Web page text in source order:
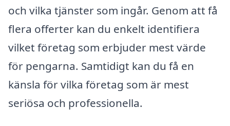
och vilka tjänster som ingår. Genom att få
flera offerter kan du enkelt identifiera
vilket företag som erbjuder mest värde
för pengarna. Samtidigt kan du få en
känsla för vilka företag som är mest
seriösa och professionella.